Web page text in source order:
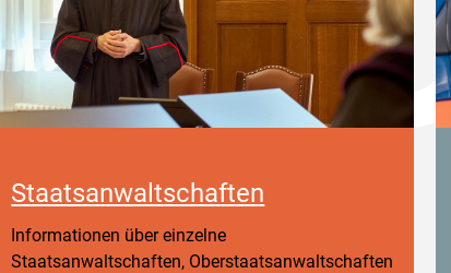
Staatsanwaltschaften
Informationen über einzelne
Staatsanwaltschaften, Oberstaatsanwaltschaften